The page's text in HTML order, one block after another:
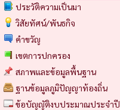
ประวัติความเป็นมา
วิสัยทัศน์/พันธกิจ
คำขวัญ
เขตการปกครอง
สภาพและข้อมูลพื้นฐาน
ฐานข้อมูลภูมิปัญญาท้องถิ่น
ข้อบัญญัติงบประมาณประจำปี